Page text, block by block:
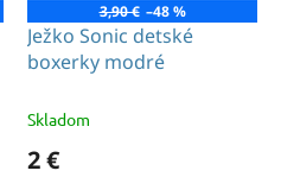
3,90 € –48 %
Ježko Sonic detské
boxerky modré
Skladom
2 €